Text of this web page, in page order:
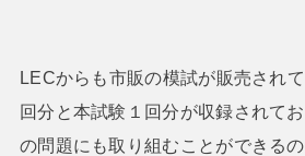
LECからも市販の模試が販売され
回分と本試験１回分が収録されて
の問題にも取り組むことができるの